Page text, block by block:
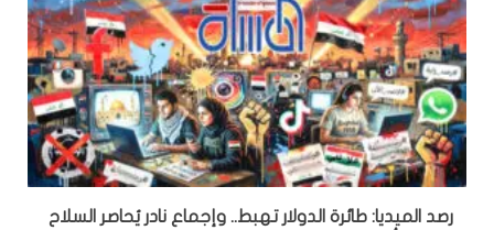
رصد الميديا: طائرة الدولار تهبط.. وإجماع نادر يُحاصر السلاح